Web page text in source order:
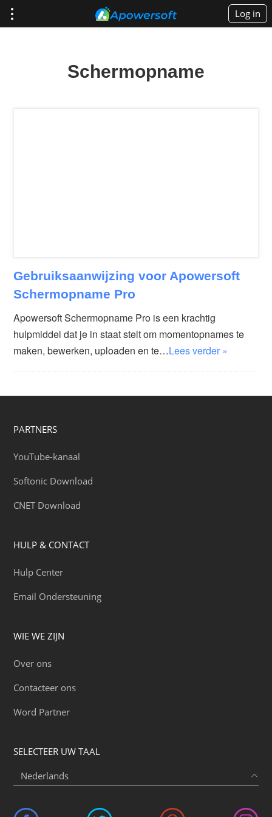
Log in
Schermopname
Gebruiksaanwijzing voor Apowersoft
Schermopname Pro
Apowersoft Schermopname Pro is een krachtig
hulpmiddel dat je in staat stelt om momentopnames te
maken, bewerken, uploaden en te…Lees verder »
PARTNERS
YouTube-kanaal
Softonic Download
CNET Download
HULP & CONTACT
Hulp Center
Email Ondersteuning
WIE WE ZIJN
Over ons
Contacteer ons
Word Partner
SELECTEER UW TAAL